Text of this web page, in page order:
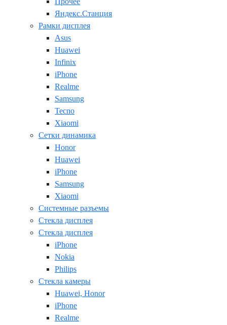
Яндекс.Станция
Рамки дисплея
Asus
Huawei
Infinix
iPhone
Realme
Samsung
Tecno
Xiaomi
Сетки динамика
Honor
Huawei
iPhone
Samsung
Xiaomi
Системные разъемы
Стекла дисплея
Стекла дисплея
iPhone
Nokia
Philips
Стекла камеры
Huawei, Honor
iPhone
Realme